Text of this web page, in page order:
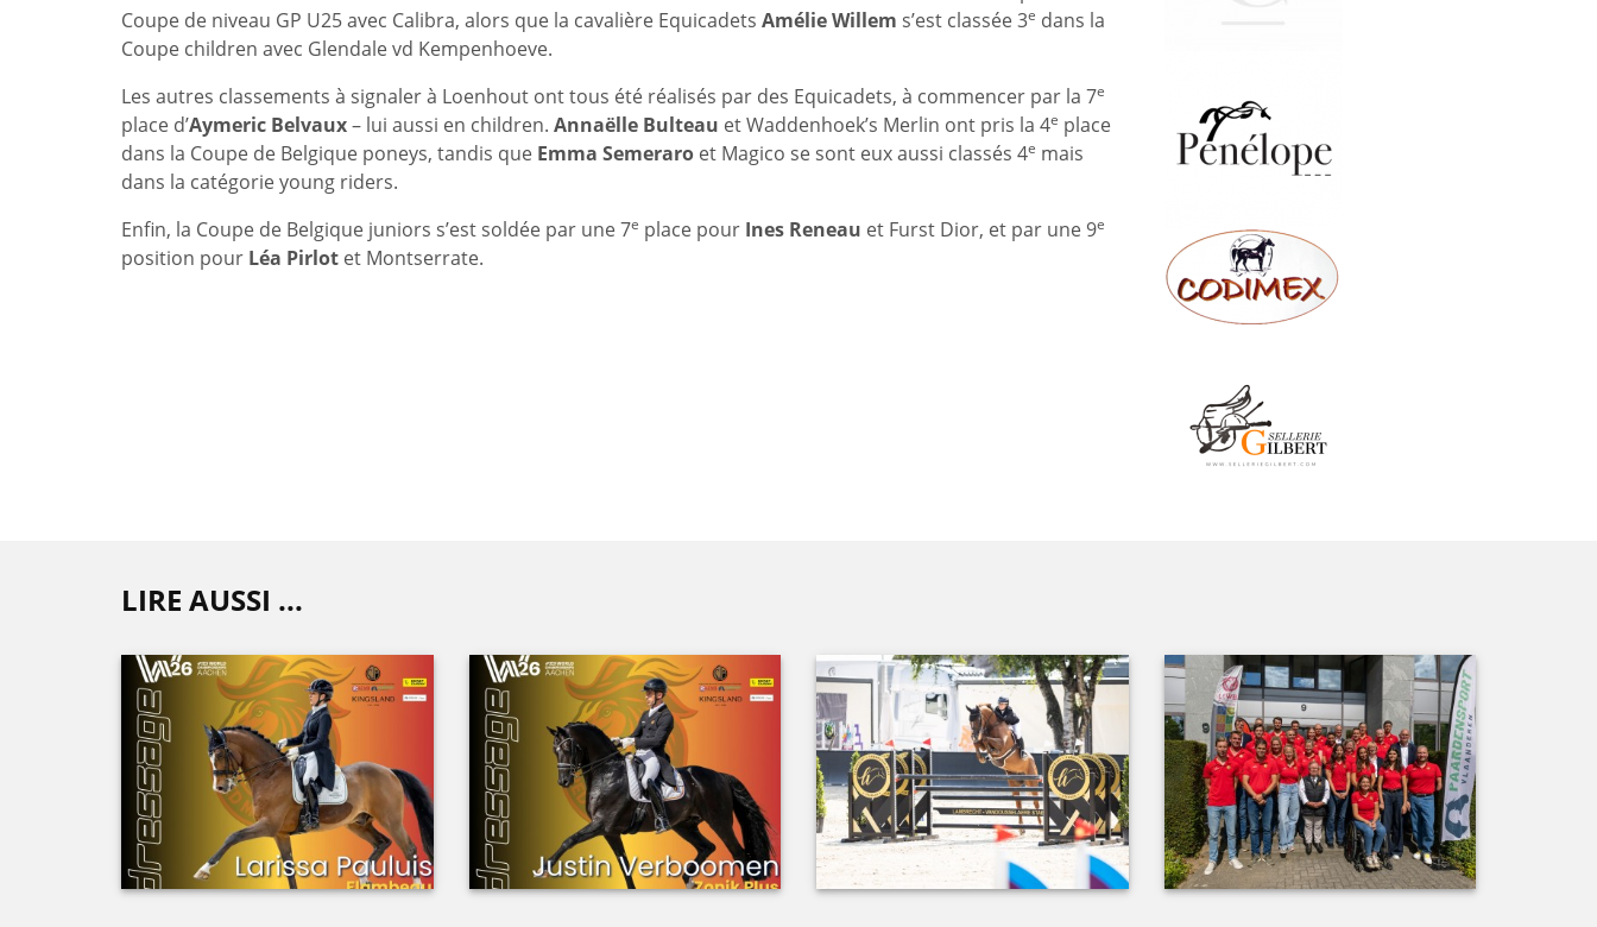
Coupe de niveau GP U25 avec Calibra, alors que la cavalière Equicadets Amélie Willem s’est classée 3e dans la
Coupe children avec Glendale vd Kempenhoeve.
Les autres classements à signaler à Loenhout ont tous été réalisés par des Equicadets, à commencer par la 7e
place d’Aymeric Belvaux– lui aussi en children. Annaëlle Bulteau et Waddenhoek’s Merlin ont pris la 4e place
dans la Coupe de Belgique poneys, tandis que Emma Semeraro et Magico se sont eux aussi classés 4e mais
dans la catégorie young riders.
Enfin, la Coupe de Belgique juniors s’est soldée par une 7e place pour Ines Reneau et Furst Dior, et par une 9e
position pour Léa Pirlot et Montserrate.
LIRE AUSSI ...